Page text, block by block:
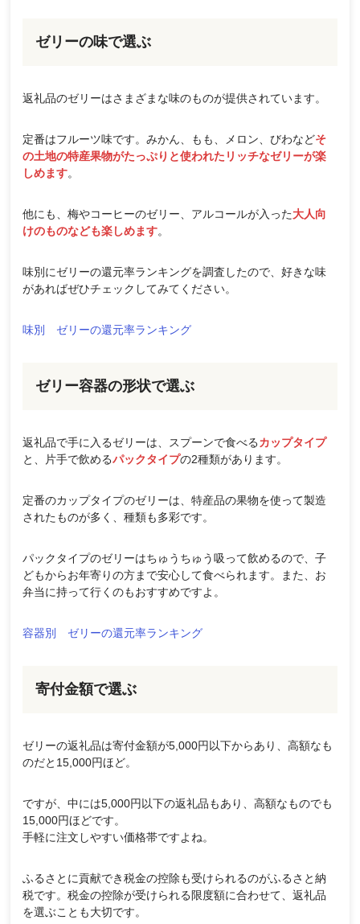
ゼリーの味で選ぶ
返礼品のゼリーはさまざまな味のものが提供されています。
定番はフルーツ味です。みかん、もも、メロン、びわなどそ
の土地の特産果物がたっぷりと使われたリッチなゼリーが楽
しめます。
他にも、梅やコーヒーのゼリー、アルコールが入った大人向
けのものなども楽しめます。
味別にゼリーの還元率ランキングを調査したので、好きな味
があればぜひチェックしてみてください。
味別 ゼリーの還元率ランキング
ゼリー容器の形状で選ぶ
返礼品で手に入るゼリーは、スプーンで食べるカップタイプ
と、片手で飲めるパックタイプの2種類があります。
定番のカップタイプのゼリーは、特産品の果物を使って製造
されたものが多く、種類も多彩です。
パックタイプのゼリーはちゅうちゅう吸って飲めるので、子
どもからお年寄りの方まで安心して食べられます。また、お
弁当に持って行くのもおすすめですよ。
容器別 ゼリーの還元率ランキング
寄付金額で選ぶ
ゼリーの返礼品は寄付金額が5,000円以下からあり、高額なも
のだと15,000円ほど。
ですが、中には5,000円以下の返礼品もあり、高額なものでも
15,000円ほどです。
手軽に注文しやすい価格帯ですよね。
ふるさとに貢献でき税金の控除も受けられるのがふるさと納
税です。税金の控除が受けられる限度額に合わせて、返礼品
を選ぶことも大切です。